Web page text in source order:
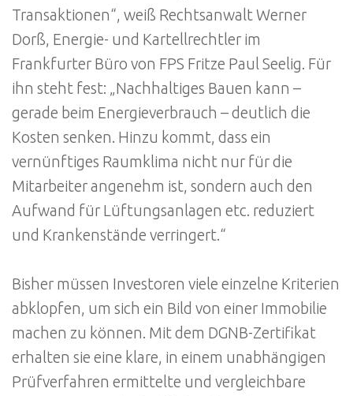
Transaktionen“, weiß Rechtsanwalt Werner
Dorß, Energie- und Kartellrechtler im
Frankfurter Büro von FPS Fritze Paul Seelig. Für
ihn steht fest: „Nachhaltiges Bauen kann –
gerade beim Energieverbrauch – deutlich die
Kosten senken. Hinzu kommt, dass ein
vernünftiges Raumklima nicht nur für die
Mitarbeiter angenehm ist, sondern auch den
Aufwand für Lüftungsanlagen etc. reduziert
und Krankenstände verringert.“
Bisher müssen Investoren viele einzelne Kriterien
abklopfen, um sich ein Bild von einer Immobilie
machen zu können. Mit dem DGNB-Zertifikat
erhalten sie eine klare, in einem unabhängigen
Prüfverfahren ermittelte und vergleichbare